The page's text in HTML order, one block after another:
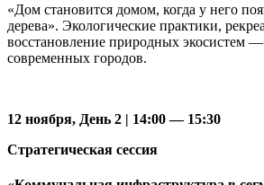
«Дом становится домом, когда у него
дерева». Экологические практики,
восстановление природных экосистем —
современных городов.
12 ноября, День 2 | 14:00 — 15:30
Стратегическая сессия